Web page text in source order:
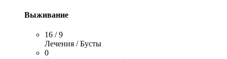
Выживание
16 / 9
Лечения / Бусты
0